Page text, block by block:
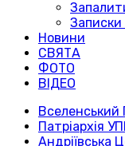
Записки
Новини
СВЯТА
ФОТО
ВІДЕО
Вселенський
Патріархія
Андріївська